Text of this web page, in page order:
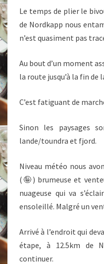
Le temps de plier le
de Nordkapp nous
n’est quasiment pas
Au bout d’un moment
la route jusqu’à la fin de
C’est fatiguant de
Sinon les paysages
lande/toundra et fjord.
Niveau météo nous
(🤪) brumeuse et
nuageuse qui va
ensoleillé. Malgré un
Arrivé à l’endroit qui
étape, à 12.5km de
continuer.